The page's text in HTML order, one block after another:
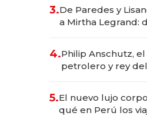
las marcas "fast
3.De Paredes y
a Mirtha Legrand:
4.Philip Anschutz,
petrolero y rey del
Fénix
5.El nuevo lujo
qué en Perú los